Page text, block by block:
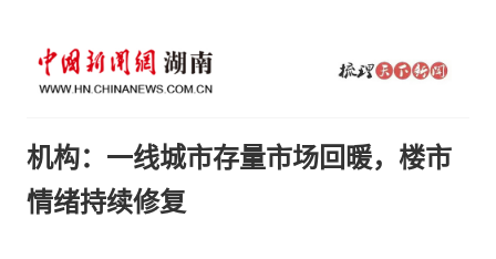
机构：一线城市存量市场回暖，楼市
情绪持续修复